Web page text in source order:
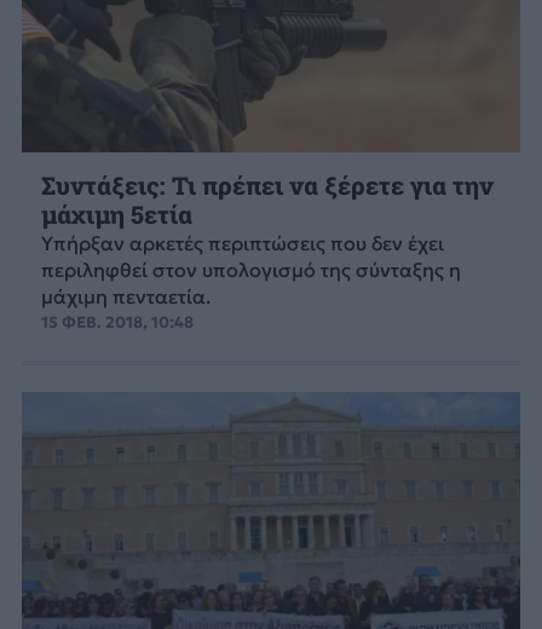
Συντάξεις: Τι πρέπει να ξέρετε για την
μάχιμη 5ετία
Υπήρξαν αρκετές περιπτώσεις που δεν έχει
περιληφθεί στον υπολογισμό της σύνταξης η
μάχιμη πενταετία.
15 ΦΕΒ. 2018, 10:48